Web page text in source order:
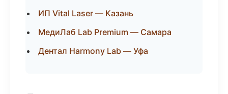
ИП Vital Laser — Казань
МедиЛаб Lab Premium — Самара
Дентал Harmony Lab — Уфа